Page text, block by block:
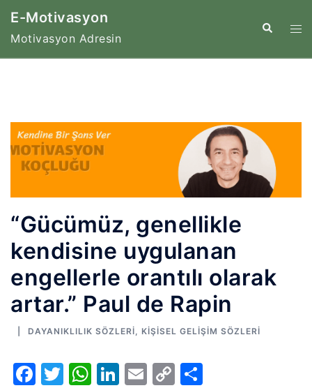
İçeriğe
E-Motivasyon
Motivasyon Adresin
Search
“Gücümüz, genellikle
kendisine uygulanan
engellerle orantılı olarak
artar.” Paul de Rapin
DAYANIKLILIK SÖZLERI KIŞISEL GELIŞIM SÖZLERI
Facebook
Twitter
WhatsApp
LinkedIn
Email
Copy